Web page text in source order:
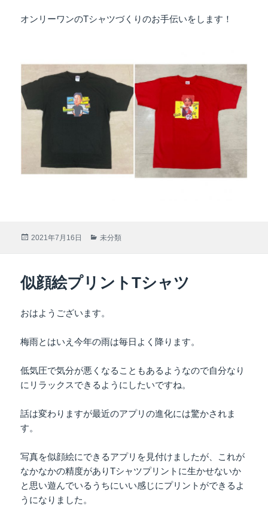
オンリーワンのTシャツづくりのお手伝いをします！
投
2021年7月16日
カ
ー
未分類
似顔絵プリントTシャツ
おはようございます。
梅雨とはいえ今年の雨は毎日よく降ります。
低気圧で気分が悪くなることもあるようなので自分なり
にリラックスできるようにしたいですね。
話は変わりますが最近のアプリの進化には驚かされま
す。
写真を似顔絵にできるアプリを見付けましたが、これが
なかなかの精度がありTシャツプリントに生かせないか
と思い遊んでいるうちにいい感じにプリントができるよ
うになりました。